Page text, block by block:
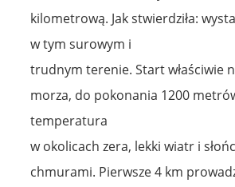
kilometrową. Jak stwierdziła:
w tym surowym i
trudnym terenie. Start właściwie
morza, do pokonania 1200
temperatura
w okolicach zera, lekki wiatr i
chmurami. Pierwsze 4 km